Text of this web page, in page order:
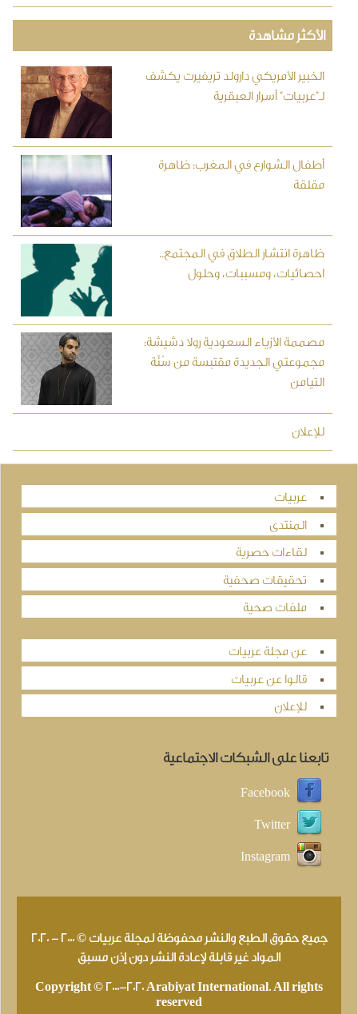
الأكثر مشاهدة
الخبير الأمريكي دارولد تريفيرت يكشف
لـ"عربيات" أسرار العبقرية
أطفال الشوارع في المغرب: ظاهرة
مقلقة
ظاهرة انتشار الطلاق في المجتمع..
احصائيات، ومسببات، وحلول
مصممة الأزياء السعودية رولا دشيشة:
مجموعتي الجديدة مقتبسة من سُنَّة
التيامن
للإعلان
عربيات
المنتدى
لقاءات حصرية
تحقيقات صحفية
ملفات صحية
عن مجلة عربيات
قالوا عن عربيات
للإعلان
تابعنا على الشبكات الاجتماعية
Facebook
Twitter
Instagram
جميع حقوق الطبع والنشر محفوظة لمجلة عربيات © 2000 - 2020
المواد غير قابلة لإعادة النشر دون إذن مسبق
Copyright © 2000-2020 Arabiyat International. All rights
reserved